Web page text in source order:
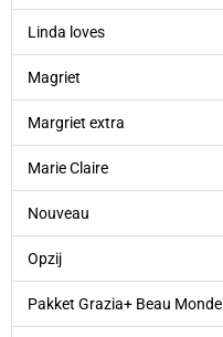
Linda loves
Magriet
Margriet extra
Marie Claire
Nouveau
Opzij
Pakket Grazia+ Beau Monde